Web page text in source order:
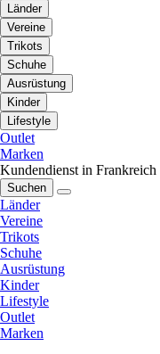
Länder
Vereine
Trikots
Schuhe
Ausrüstung
Kinder
Lifestyle
Outlet
Marken
Kundendienst in Frankreich
Suchen
Länder
Vereine
Trikots
Schuhe
Ausrüstung
Kinder
Lifestyle
Outlet
Marken